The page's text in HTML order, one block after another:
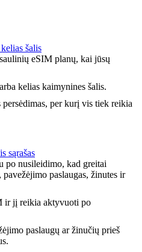
šalis
eSIM planų, kai jūsų
kelias kaimynines šalis.
per kurį vis tiek reikia
sąrašas
po nusileidimo, kad greitai
paslaugas, žinutes ir
ir jį reikia aktyvuoti po
paslaugų ar žinučių prieš